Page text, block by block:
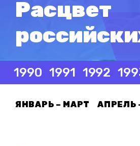
Расцвет
1990 1991 1992
ЯНВАРЬ – МАРТ АПРЕЛЬ